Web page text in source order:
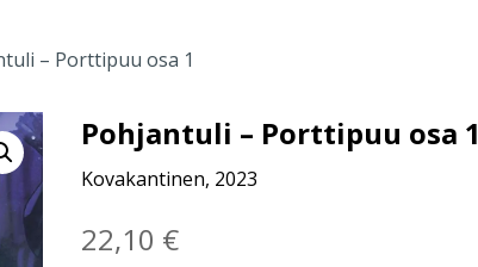
– Porttipuu osa 1
Pohjantuli – Porttipuu osa 1
Kovakantinen, 2023
22,10 €